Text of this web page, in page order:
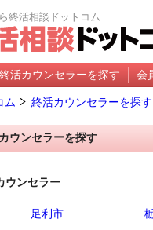
終活相談ドットコム
終活カウンセラーを探す 会
ム 終活カウンセラーを探す
ウンセラーを探す
ウンセラー
足利市